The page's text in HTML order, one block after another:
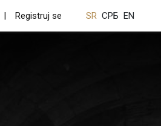
Registruj se SR СРБ EN